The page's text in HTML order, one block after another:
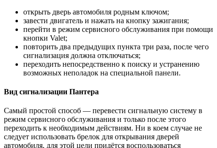
открыть дверь автомобиля родным ключом;
завести двигатель и нажать на кнопку зажигания;
перейти в режим сервисного обслуживания при помощи
кнопки Valet;
повторить два предыдущих пункта три раза, после чего
сигнализация должна отключаться;
переходить непосредственно к поиску и устранению
возможных неполадок на специальной панели.
Вид сигнализации Пантера
Самый простой способ — перевести сигнальную систему в
режим сервисного обслуживания и только после этого
переходить к необходимым действиям. Ни в коем случае не
следует использовать брелок для открывания дверей
автомобиля, для этой цели придётся воспользоваться